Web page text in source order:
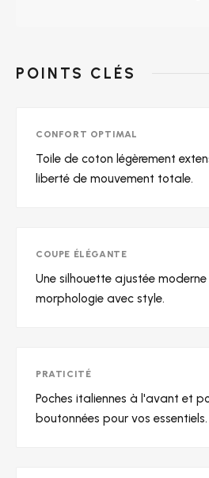
POINTS CLÉS
CONFORT OPTIMAL
Toile de coton légèrement
liberté de mouvement totale.
COUPE ÉLÉGANTE
Une silhouette ajustée
morphologie avec style.
PRATICITÉ
Poches italiennes à l'avant et
boutonnées pour vos essentiels.